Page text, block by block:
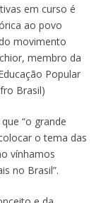
em curso é
ao povo
movimento
membro da
Popular
Brasil)
“o grande
o tema das
vínhamos
no Brasil”.